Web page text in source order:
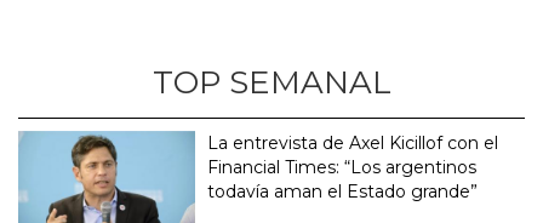
TOP SEMANAL
La entrevista de Axel Kicillof con el
Financial Times: “Los argentinos
todavía aman el Estado grande”